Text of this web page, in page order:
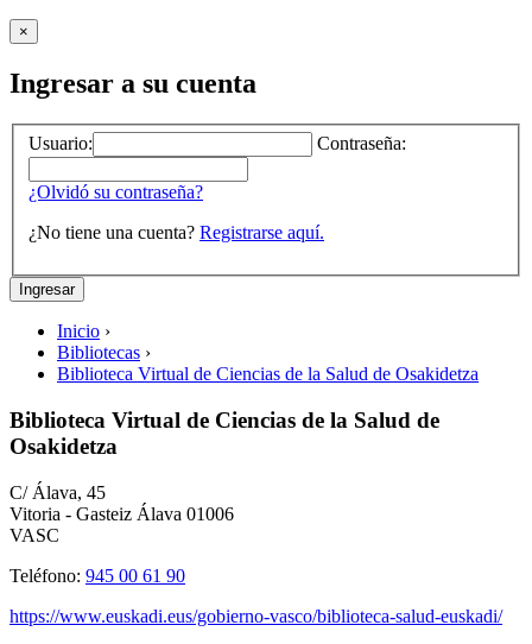
×
Ingresar a su cuenta
Usuario: Contraseña:
¿Olvidó su contraseña?
¿No tiene una cuenta? Registrarse aquí.
Inicio ›
Bibliotecas ›
Biblioteca Virtual de Ciencias de la Salud de Osakidetza
Biblioteca Virtual de Ciencias de la Salud de
Osakidetza
C/ Álava, 45
Vitoria - Gasteiz Álava 01006
VASC
Teléfono: 945 00 61 90
https://www.euskadi.eus/gobierno-vasco/biblioteca-salud-euskadi/